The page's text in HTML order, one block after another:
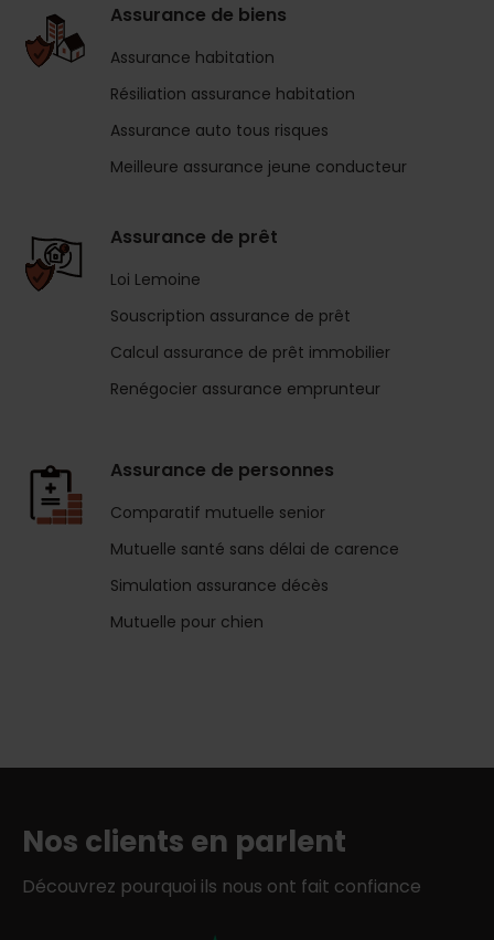
Assurance de biens
Assurance habitation
Résiliation assurance habitation
Assurance auto tous risques
Meilleure assurance jeune conducteur
Assurance de prêt
Loi Lemoine
Souscription assurance de prêt
Calcul assurance de prêt immobilier
Renégocier assurance emprunteur
Assurance de personnes
Comparatif mutuelle senior
Mutuelle santé sans délai de carence
Simulation assurance décès
Mutuelle pour chien
Nos clients en parlent
Découvrez pourquoi ils nous ont fait confiance